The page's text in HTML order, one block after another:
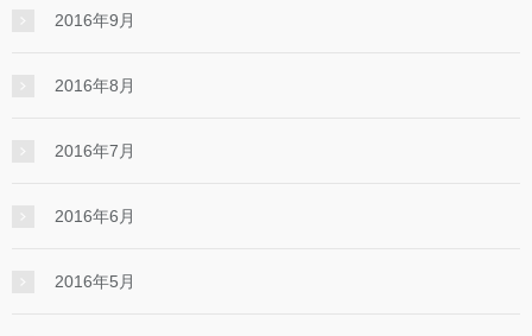
2016年9月
2016年8月
2016年7月
2016年6月
2016年5月